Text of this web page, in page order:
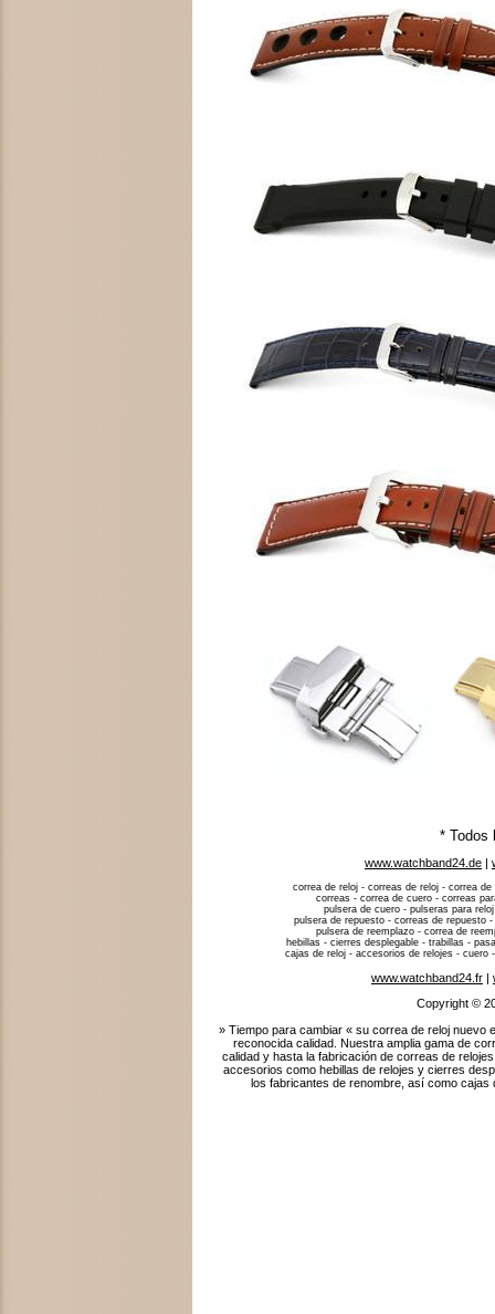
* Todos
www.watchband24.de |
correa de reloj - correas de reloj - correa
correas - correa de cuero - correas
pulsera de cuero - pulseras para
pulsera de repuesto - correas de repuesto
pulsera de reemplazo - correa de
hebillas - cierres desplegable - trabillas -
cajas de reloj - accesorios de relojes - cuero
www.watchband24.fr |
Copyright ©
» Tiempo para cambiar « su correa de reloj nuevo
reconocida calidad. Nuestra amplia gama de
calidad y hasta la fabricación de correas de
accesorios como hebillas de relojes y cierres
los fabricantes de renombre, así como